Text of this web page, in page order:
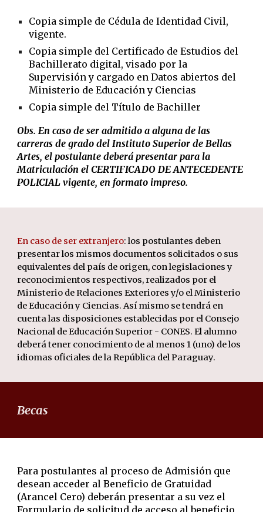
Copia simple de Cédula de Identidad Civil,
vigente.
Copia simple del Certificado de Estudios del
Bachillerato digital, visado por la
Supervisión y cargado en Datos abiertos del
Ministerio de Educación y Ciencias
Copia simple del Título de Bachiller
Obs. En caso de ser admitido a alguna de las
carreras de grado del Instituto Superior de Bellas
Artes, el postulante deberá presentar para la
Matriculación el CERTIFICADO DE ANTECEDENTE
POLICIAL vigente, en formato impreso.
En caso de ser extranjero: los postulantes deben
presentar los mismos documentos solicitados o sus
equivalentes del país de origen, con legislaciones y
reconocimientos respectivos, realizados por el
Ministerio de Relaciones Exteriores y/o el Ministerio
de Educación y Ciencias. Así mismo se tendrá en
cuenta las disposiciones establecidas por el Consejo
Nacional de Educación Superior - CONES. El alumno
deberá tener conocimiento de al menos 1 (uno) de los
idiomas oficiales de la República del Paraguay.
Becas
Para postulantes al proceso de Admisión que
desean acceder al Beneficio de Gratuidad
(Arancel Cero) deberán presentar a su vez el